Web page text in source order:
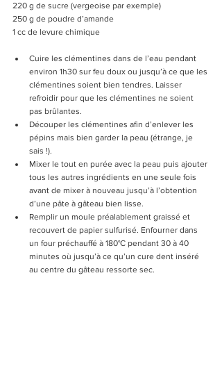
220 g de sucre (vergeoise par exemple)
250 g de poudre d’amande
1 cc de levure chimique
Cuire les clémentines dans de l’eau pendant
environ 1h30 sur feu doux ou jusqu’à ce que les
clémentines soient bien tendres. Laisser
refroidir pour que les clémentines ne soient
pas brûlantes.
Découper les clémentines afin d’enlever les
pépins mais bien garder la peau (étrange, je
sais !).
Mixer le tout en purée avec la peau puis ajouter
tous les autres ingrédients en une seule fois
avant de mixer à nouveau jusqu’à l’obtention
d’une pâte à gâteau bien lisse.
Remplir un moule préalablement graissé et
recouvert de papier sulfurisé. Enfourner dans
un four préchauffé à 180°C pendant 30 à 40
minutes où jusqu’à ce qu’un cure dent inséré
au centre du gâteau ressorte sec.